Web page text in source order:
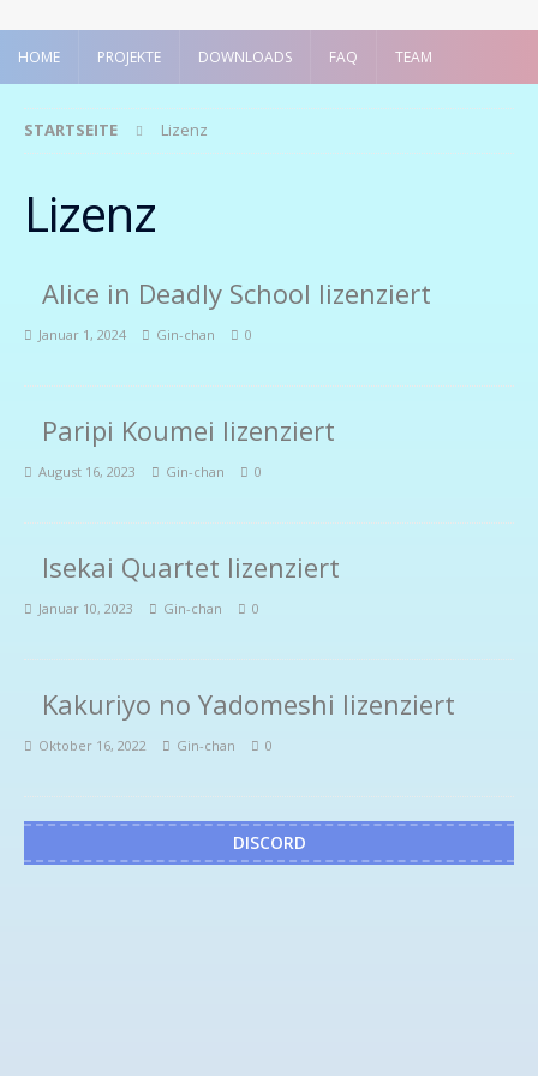
HOME PROJEKTE DOWNLOADS FAQ TEAM
STARTSEITE Lizenz
Lizenz
Alice in Deadly School lizenziert
Januar 1, 2024 Gin-chan 0
Paripi Koumei lizenziert
August 16, 2023 Gin-chan 0
Isekai Quartet lizenziert
Januar 10, 2023 Gin-chan 0
Kakuriyo no Yadomeshi lizenziert
Oktober 16, 2022 Gin-chan 0
DISCORD